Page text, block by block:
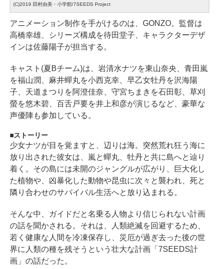
(C)2019 田村由美・小学館/7SEEDS Project
アニメーション制作を手がけるのは、GONZO。監督は
高橋幸雄、シリーズ構成を待田堂子、キャラクターデザ
インは佐藤陽子が担当する。
キャスト(夏Bチーム)は、岩清水ナツを東山奈央、青田嵐
を福山潤、麻井蟬丸を小西克幸、早乙女牡丹を沢海陽
子、天道まつりを阿澄佳奈、守宮ちまきを石田彰、草刈
螢を悠木碧、百舌戸要を井上和彦が演じるなど、豪華な
声優陣も参加している。
ストーリー
少女ナツが目を覚ますと、辺りは海。突然荒れ狂う海に
放り出された彼女は、嵐と蟬丸、牡丹と共に島へと辿り
着く。その島には未開のジャングルが広がり、巨大化し
た植物や、凶暴化した動物や昆虫に次々と襲われ、死と
隣り合わせのサバイバル生活へと放り込まれる。
そんな中、ガイドだと名乗る人物より信じられない計画
の話を聞かされる。それは、人類絶滅を回避するため、
若く健康な人間を冷凍保存し、災厄が過ぎ去った後の世
界に人類の種を残そうという壮大な計画「7SEEDS計
画」の話だった。